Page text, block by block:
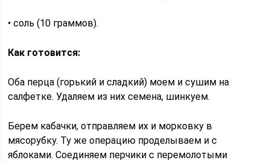
• соль (10 граммов).
Как готовится:
Оба перца (горький и сладкий) моем и сушим на
салфетке. Удаляем из них семена, шинкуем.
Берем кабачки, отправляем их и морковку в
мясорубку. Ту же операцию проделываем и с
яблоками. Соединяем перчики с перемолотыми